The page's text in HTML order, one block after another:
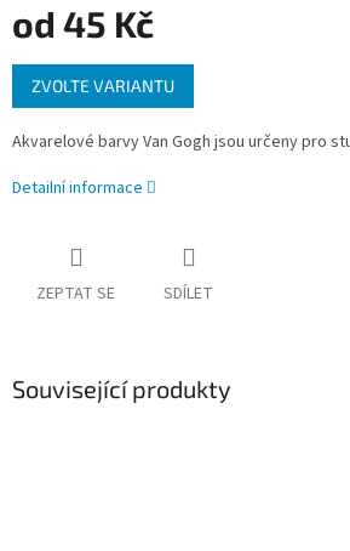
od 45 Kč
Měrná
cena:
ZVOLTE VARIANTU
Akvarelové barvy Van Gogh jsou určeny pro
Detailní informace
ZEPTAT SE SDÍLET
Související produkty